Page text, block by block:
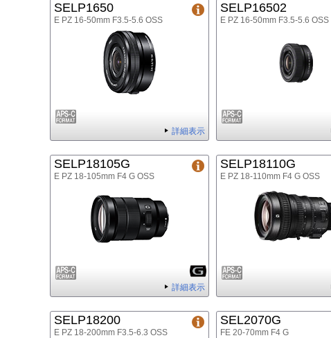
SELP1650
E PZ 16-50mm F3.5-5.6 OSS
詳細表示
SELP16502
E PZ 16-50mm F3.5-5.6 OSS II
SELP18105G
E PZ 18-105mm F4 G OSS
詳細表示
SELP18110G
E PZ 18-110mm F4 G OSS
SELP18200
E PZ 18-200mm F3.5-6.3 OSS
SEL2070G
FE 20-70mm F4 G